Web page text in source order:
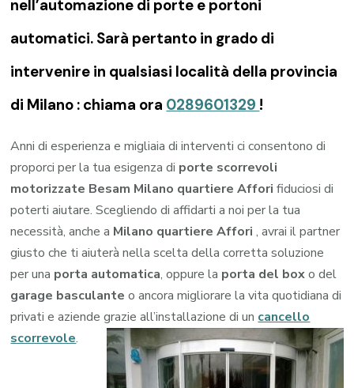
nell’automazione di porte e portoni
automatici. Sarà pertanto in grado di
intervenire in qualsiasi località della provincia
di Milano : chiama ora 0289601329 !
Anni di esperienza e migliaia di interventi ci consentono di
proporci per la tua esigenza di porte scorrevoli
motorizzate Besam Milano quartiere Affori fiduciosi di
poterti aiutare. Scegliendo di affidarti a noi per la tua
necessità, anche a Milano quartiere Affori, avrai il partner
giusto che ti aiuterà nella scelta della corretta soluzione
per una porta automatica, oppure la porta del boxo del
garage basculante o ancora migliorare la vita quotidiana di
privati e aziende grazie all’installazione di un cancello
scorrevole.